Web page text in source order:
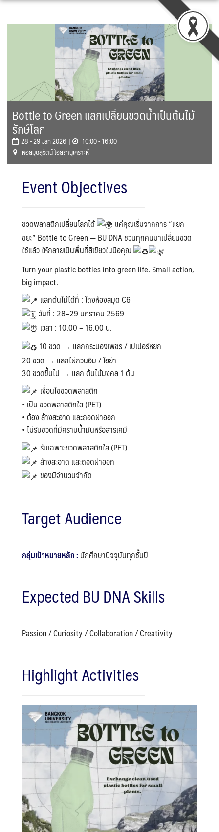
Skip
Bottle to Green แลกเปลี่ยนขวดน้ำเป็นต้นไม้
รักษ์โลก
28 - 29 Jan 2026 |
10:00 - 16:00
หอสมุดสุรัตน์ โอสถานุเคราะห์
Event Objectives
ขวดพลาสติกเปลี่ยนโลกได้
แค่คุณเริ่มจากการ “แยก
ขยะ” Bottle to Green — BU DNA ชวนทุกคนมาเปลี่ยนขวด
ใช้แล้ว ให้กลายเป็นพื้นที่สีเขียวในมือคุณ
Turn your plastic bottles into green life. Small action,
big impact.
แลกต้นไม้ได้ที่ : โถงห้องสมุด C6
วันที่ : 28–29 มกราคม 2569
เวลา : 10.00 – 16.00 น.
10 ขวด → แลกกระบองเพชร / เปเปอร์หยก
20 ขวด → แลกไผ่กวนอิม / โฮย่า
30 ขวดขึ้นไป → แลก ต้นไม้มงคล 1 ต้น
เงื่อนไขขวดพลาสติก
• เป็น ขวดพลาสติกใส (PET)
• ต้อง ล้างสะอาด และถอดฝาออก
• ไม่รับขวดที่มีคราบน้ำมันหรือสารเคมี
รับเฉพาะขวดพลาสติกใส (PET)
ล้างสะอาด และถอดฝาออก
ของมีจำนวนจำกัด
Target Audience
กลุ่มเป้าหมายหลัก :นักศึกษาปัจจุบันทุกชั้นปี
Expected BU DNA Skills
Passion / Curiosity / Collaboration / Creativity
Highlight Activities